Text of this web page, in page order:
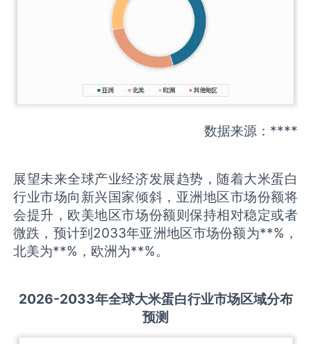
数据来源：****
展望未来全球产业经济发展趋势，随着大米蛋白
行业市场向新兴国家倾斜，亚洲地区市场份额将
会提升，欧美地区市场份额则保持相对稳定或者
微跌，预计到2033年亚洲地区市场份额为**%，
北美为**%，欧洲为**%。
2026-2033年全球大米蛋白行业市场区域分布
预测